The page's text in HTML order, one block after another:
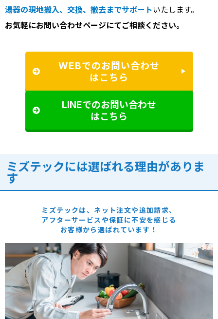
湯器の現地搬入、交換、撤去までサポート いたします。
お気軽にお問い合わせページにてご相談ください。
WEBでのお問い合わせ
はこちら
LINEでのお問い合わせ
はこちら
ミズテックには選ばれる理由がありま
す
ミズテックは、ネット注文や追加請求、
アフターサービスや保証に不安を感じる
お客様から選ばれています！